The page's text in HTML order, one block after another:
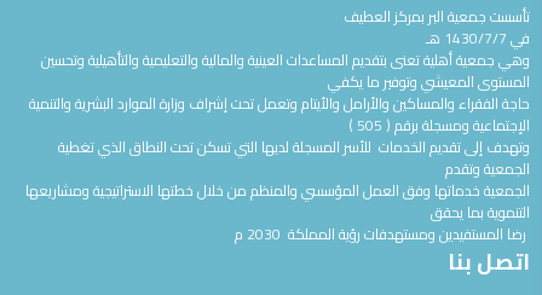
تأسست جمعية البر بمركز العطيف
في 1430/7/7 هـ
وهي جمعية أهلية تعنى بتقديم المساعدات العينية والمالية والتعليمية والتأهيلية وتحسين
المستوى المعيشي وتوفير ما يكفي
حاجة الفقراء والمساكين والأرامل والأيتام وتعمل تحت إشراف وزارة الموارد البشرية والتنمية
الإجتماعية ومسجلة برقم ( 505 )
وتهدف إلى تقديم الخدمات للأسر المسجلة لديها التي تسكن تحت النطاق الذي تغطية
الجمعية وتقدم
الجمعية خدماتها وفق العمل المؤسسي والمنظم من خلال خطتها الاستراتيجية ومشاريعها
التنموية بما يحقق
رضا المستفيدين ومستهدفات رؤية المملكة 2030 م
اتصل بنا